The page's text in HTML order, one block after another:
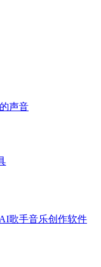
声音
歌手音乐创作软件